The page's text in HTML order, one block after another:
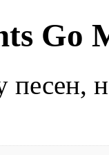
Go
песен,